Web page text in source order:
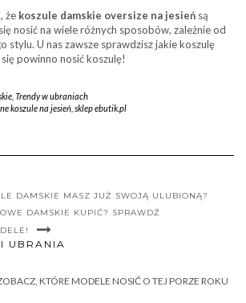
że koszule damskie oversize na jesień są
nosić na wiele różnych sposobów, zależnie od
stylu. U nas zawsze sprawdzisz jakie koszulę
powinno nosić koszulę!
, Trendy w ubraniach
koszule na jesień, sklep ebutik.pl
DAMSKIE MASZ JUŻ SWOJĄ ULUBIONĄ?
DAMSKIE KUPIĆ? SPRAWDŹ
UBRANIA
KTÓRE MODELE NOSIĆ O TEJ PORZE ROKU